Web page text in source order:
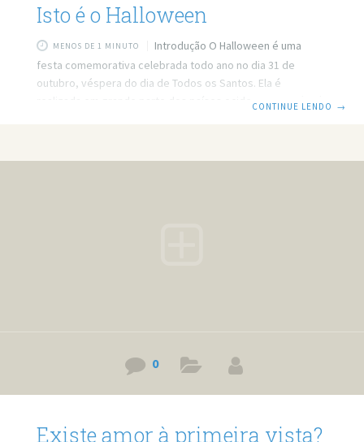
Isto é o Halloween
MENOS DE 1 MINUTO
Introdução O Halloween é uma
festa comemorativa celebrada todo ano no dia 31 de
outubro, véspera do dia de Todos os Santos. Ela é
realizada em grande parte dos países ocidentais, porém é
CONTINUE LENDO →
0
Existe amor à primeira vista?